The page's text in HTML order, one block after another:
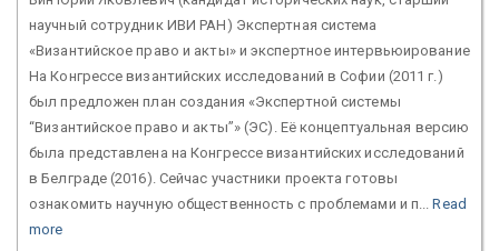
научный сотрудник ИВИ РАН) Экспертная система
«Византийское право и акты» и экспертное интервьюирование
На Конгрессе византийских исследований в Софии (2011 г.)
был предложен план создания «Экспертной системы
‘‘Византийское право и акты’’» (ЭС). Её концептуальная версию
была представлена на Конгрессе византийских исследований
в Белграде (2016). Сейчас участники проекта готовы
ознакомить научную общественность с проблемами и п...Read
more